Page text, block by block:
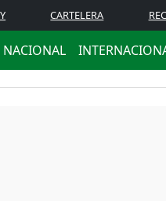
CARTELERA
NACIONAL